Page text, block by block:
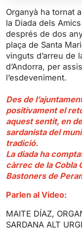
a
y
Organyà ha tornat
la Diada dels
després de dos
plaça de Santa
vinguts d’arreu de
d’Andorra, per
l’esdeveniment.
Des de
positivament el
aquest sentit, en
sardanista del
tradició.
La diada ha
càrrec de la Cobla
Bastoners de
Parlen al Vídeo:
MAITE DÍAZ,
SARDANA ALT